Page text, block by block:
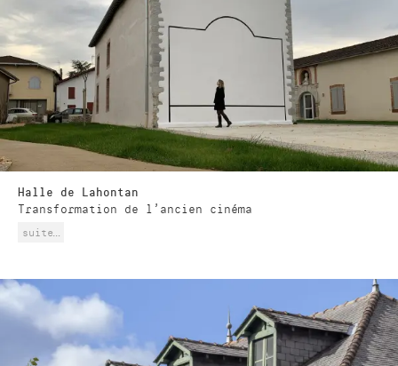
Halle de Lahontan
Transformation de l'ancien cinéma
suite…